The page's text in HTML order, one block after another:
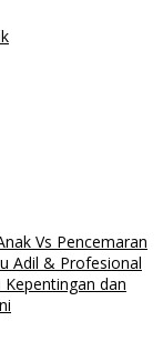
Vs Pencemaran
Adil & Profesional
dan